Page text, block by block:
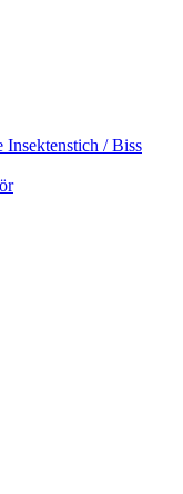
Insektenstich / Biss